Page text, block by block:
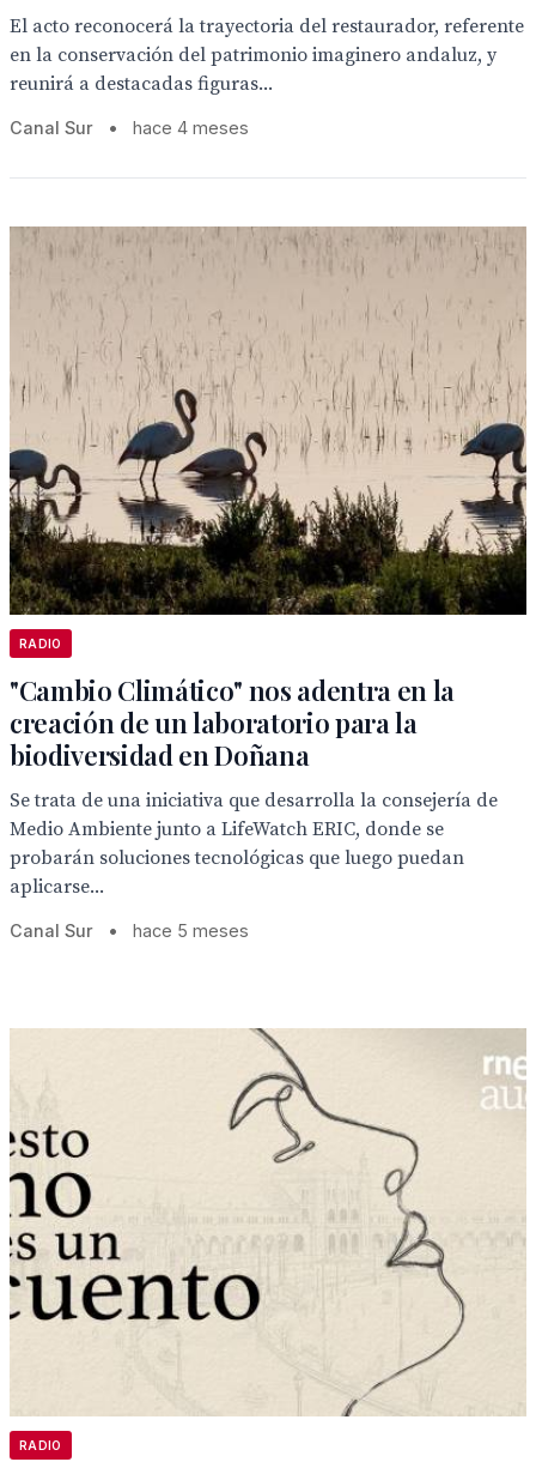
El acto reconocerá la trayectoria del restaurador, referente
en la conservación del patrimonio imaginero andaluz, y
reunirá a destacadas figuras...
Canal Sur • hace 4 meses
RADIO
"Cambio Climático" nos adentra en la
creación de un laboratorio para la
biodiversidad en Doñana
Se trata de una iniciativa que desarrolla la consejería de
Medio Ambiente junto a LifeWatch ERIC, donde se
probarán soluciones tecnológicas que luego puedan
aplicarse...
Canal Sur • hace 5 meses
RADIO